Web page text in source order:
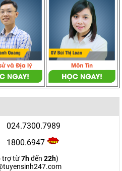
024.7300.7989
1800.6947
trợ từ7hđến 22h)